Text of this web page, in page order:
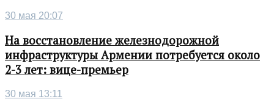
30 мая 20:07
На восстановление железнодорожной
инфраструктуры Армении потребуется около
2-3 лет: вице-премьер
30 мая 13:11